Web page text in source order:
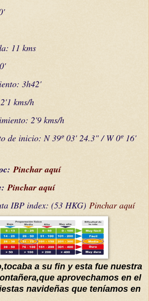
11 kms
3h42'
kms/h
2'9 kms/h
de inicio: N 39º 03' 24.3" / W 0º 16'
Pinchar aquí
Pinchar aquí
IBP index: (53 HKG) Pinchar aquí
a su fin y esta fue nuestra
aprovechamos en el
navideñas que teníamos en